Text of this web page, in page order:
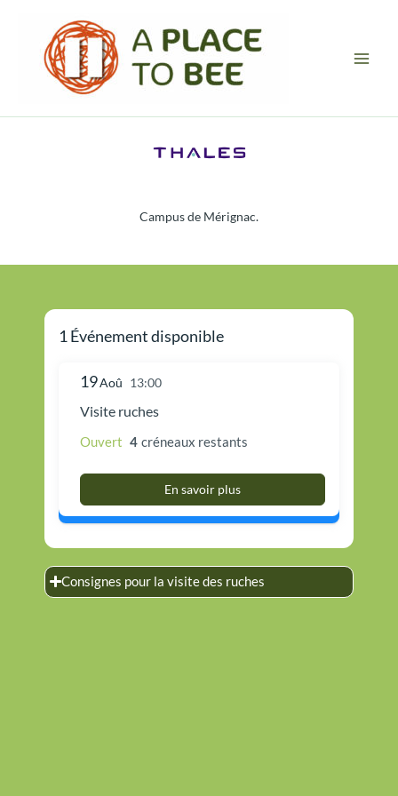
contenu
Campus de Mérignac.
1 Événement disponible
19Aoû 13:00
Visite ruches
Ouvert 4 créneaux restants
En savoir plus
Consignes pour la visite des ruches